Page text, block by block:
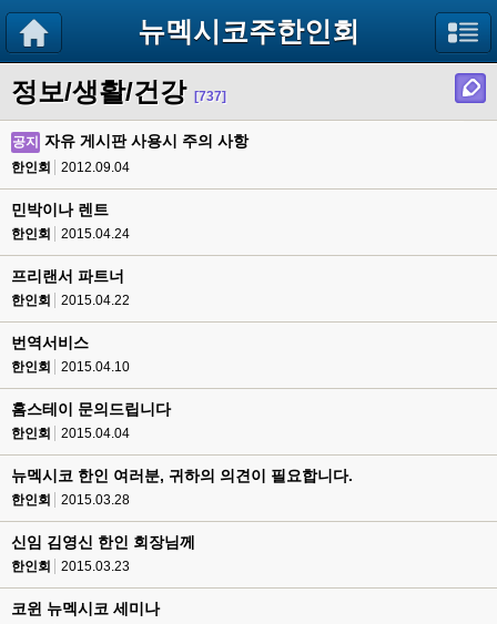
뉴멕시코주한인회
정보/생활/건강 [737]
공지 자유 게시판 사용시 주의 사항
한인회 2012.09.04
민박이나 렌트
한인회 2015.04.24
프리랜서 파트너
한인회 2015.04.22
번역서비스
한인회 2015.04.10
홈스테이 문의드립니다
한인회 2015.04.04
뉴멕시코 한인 여러분, 귀하의 의견이 필요합니다.
한인회 2015.03.28
신임 김영신 한인 회장님께
한인회 2015.03.23
코윈 뉴멕시코 세미나